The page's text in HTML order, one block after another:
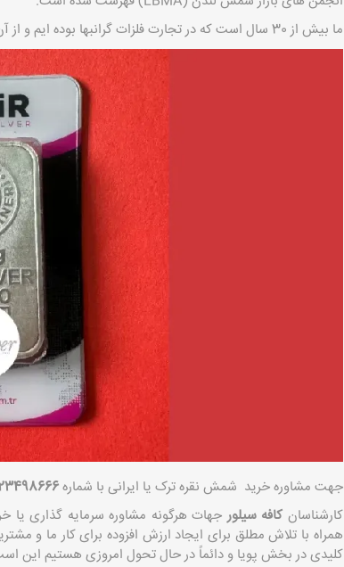
ما بیش از 30 سال است که در تجارت فلزات گرانبها بوده ایم و از آن زمان تنها یک هدف را هدف قرار داده ایم: رسیدن به کمال و تعالی.
جهت مشاوره خرید شمش نقره ترک یا ایرانی با شماره
کارشناسان کافه سیلور جهات هرگونه مشاوره سرمایه گذاری یا
همراه با تلاش مطلق برای ایجاد ارزش افزوده برای کار ما و
کلیدی در بخش پویا و دائماً در حال تحول امروزی هستیم این